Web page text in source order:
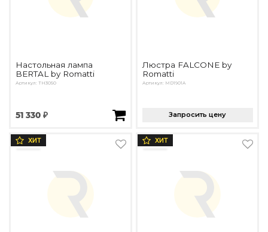
Настольная лампа
BERTAL by Romatti
Артикул: TH3050
51 330 ₽
Люстра FALCONE by
Romatti
Артикул: MD1901A
Запросить цену
ХИТ ХИТ